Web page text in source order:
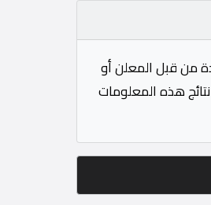
من قبل المعلن أو
هذه المعلومات